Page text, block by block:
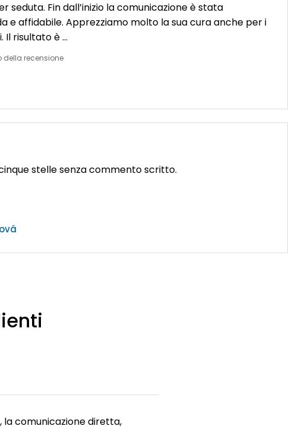
seduta. Fin dall’inizio la comunicazione è stata
e affidabile. Apprezziamo molto la sua cura anche per i
Il risultato è …
della recensione
stelle senza commento scritto.
la comunicazione diretta,